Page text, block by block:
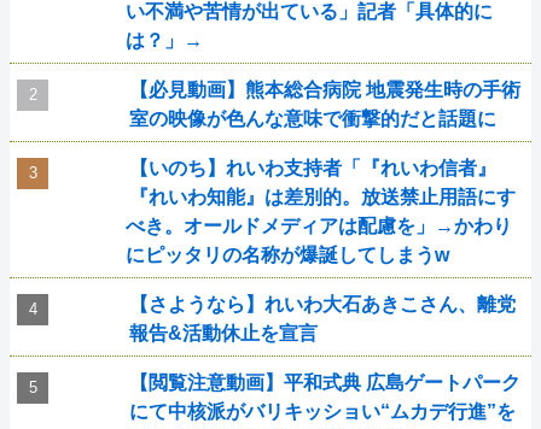
い不満や苦情が出ている」記者「具体的に
は？」→
【必見動画】熊本総合病院 地震発生時の手術
室の映像が色んな意味で衝撃的だと話題に
【いのち】れいわ支持者「『れいわ信者』
『れいわ知能』は差別的。放送禁止用語にす
べき。オールドメディアは配慮を」→かわり
にピッタリの名称が爆誕してしまうw
【さようなら】れいわ大石あきこさん、離党
報告&活動休止を宣言
【閲覧注意動画】平和式典 広島ゲートパーク
にて中核派がバリキッショい“ムカデ行進”を